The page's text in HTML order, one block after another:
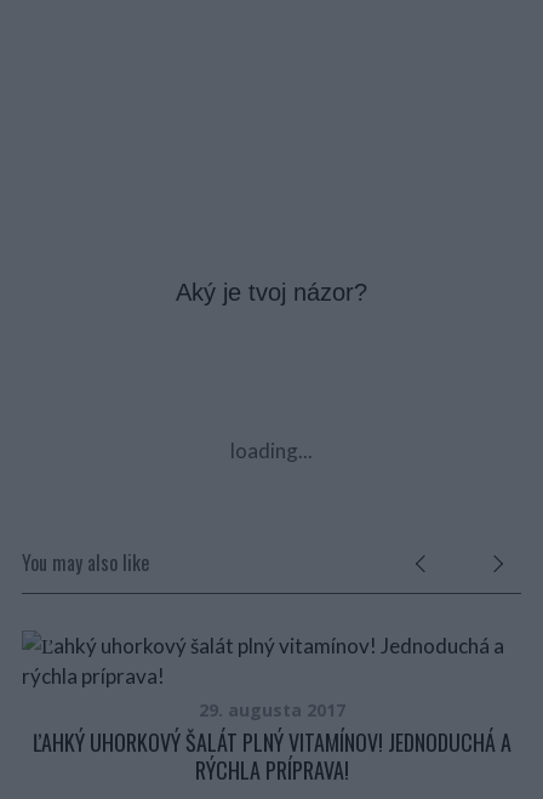
Aký je tvoj názor?
loading...
You may also like
29. augusta 2017
ĽAHKÝ UHORKOVÝ ŠALÁT PLNÝ VITAMÍNOV! JEDNODUCHÁ A
RÝCHLA PRÍPRAVA!